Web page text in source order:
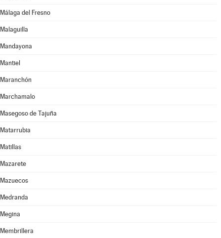
Málaga del Fresno
Malaguilla
Mandayona
Mantiel
Maranchón
Marchamalo
Masegoso de Tajuña
Matarrubia
Matillas
Mazarete
Mazuecos
Medranda
Megina
Membrillera